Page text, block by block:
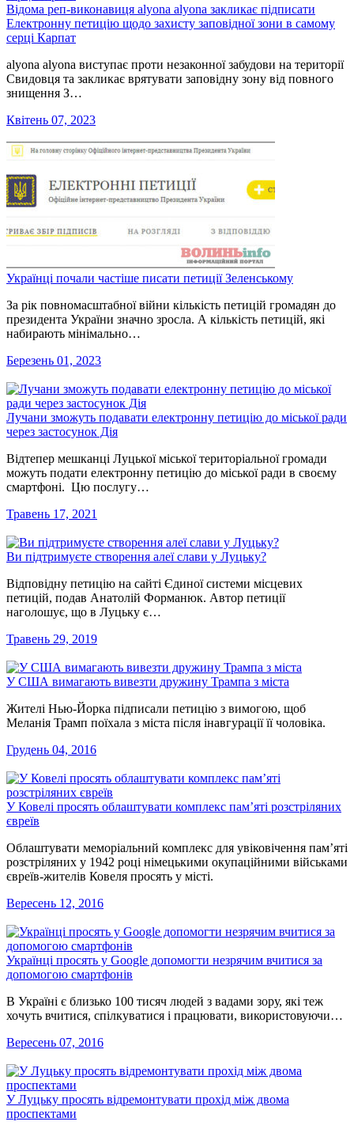
Відома реп-виконавиця alyona alyona закликає підписати
Електронну петицію щодо захисту заповідної зони в самому
серці Карпат
alyona alyona виступає проти незаконної забудови на території
Свидовця та закликає врятувати заповідну зону від повного
знищення З…
Квітень 07, 2023
Українці почали частіше писати петиції Зеленському
За рік повномасштабної війни кількість петицій громадян до
президента України значно зросла. А кількість петицій, які
набирають мінімально…
Березень 01, 2023
Лучани зможуть подавати електронну петицію до міської ради
через застосунок Дія
Відтепер мешканці Луцької міської територіальної громади
можуть подати електронну петицію до міської ради в своєму
смартфоні. Цю послугу…
Травень 17, 2021
Ви підтримуєте створення алеї слави у Луцьку?
Відповідну петицію на сайті Єдиної системи місцевих
петицій, подав Анатолій Форманюк. Автор петиції
наголошує, що в Луцьку є…
Травень 29, 2019
У США вимагають вивезти дружину Трампа з міста
Жителі Нью-Йорка підписали петицію з вимогою, щоб
Меланія Трамп поїхала з міста після інавгурації її чоловіка.
Грудень 04, 2016
У Ковелі просять облаштувати комплекс пам’яті розстріляних
євреїв
Облаштувати меморіальний комплекс для увіковічення пам’яті
розстріляних у 1942 році німецькими окупаційними військами
євреїв-жителів Ковеля просять у місті.
Вересень 12, 2016
Українці просять у Google допомогти незрячим вчитися за
допомогою смартфонів
В Україні є близько 100 тисяч людей з вадами зору, які теж
хочуть вчитися, спілкуватися і працювати, використовуючи…
Вересень 07, 2016
У Луцьку просять відремонтувати прохід між двома
проспектами